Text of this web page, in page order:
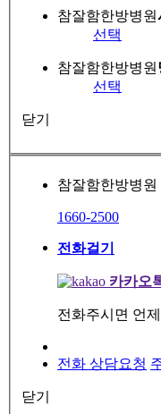
참잘함한방병원
선택
참잘함한방병원
선택
닫기
참잘함한방병원
1660-2500
전화걸기
카카오
전화주시면 언
전화 상담요청
닫기